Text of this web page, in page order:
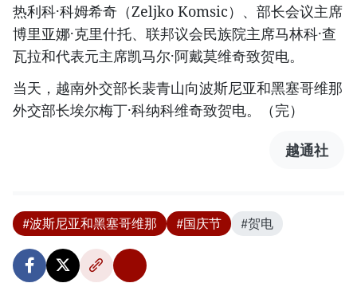
热利科·科姆希奇（Zeljko Komsic）、部长会议主席
博里亚娜·克里什托、联邦议会民族院主席马林科·查
瓦拉和代表元主席凯马尔·阿戴莫维奇致贺电。
当天，越南外交部长裴青山向波斯尼亚和黑塞哥维那
外交部长埃尔梅丁·科纳科维奇致贺电。（完）
越通社
#波斯尼亚和黑塞哥维那 #国庆节 #贺电